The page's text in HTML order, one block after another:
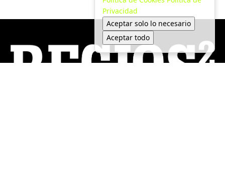
Privacidad
Aceptar solo lo necesario
Aceptar todo